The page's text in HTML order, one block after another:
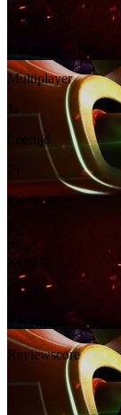
Uitgever
Electronic Arts
Multiplayer
Ja
Leeftijd
7+
Platforms
PC
PS4
XONE
Genres
Third-Person
Reviewscore